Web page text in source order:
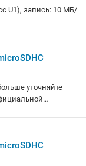
U1), запись: 10 МБ/
уточняйте
Доставка: по
дня) и в отделения